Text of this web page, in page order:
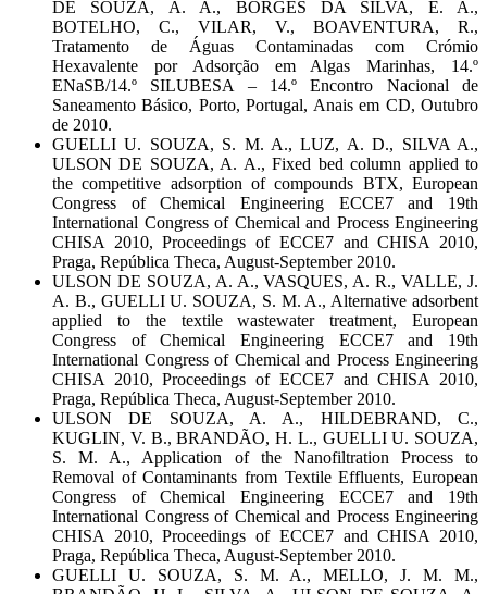
DE SOUZA, A. A., BORGES DA SILVA, E. A.,
BOTELHO, C., VILAR, V., BOAVENTURA, R.,
Tratamento de Águas Contaminadas com Crómio
Hexavalente por Adsorção em Algas Marinhas, 14.º
ENaSB/14.º SILUBESA – 14.º Encontro Nacional de
Saneamento Básico, Porto, Portugal, Anais em CD, Outubro
de 2010.
GUELLI U. SOUZA, S. M. A., LUZ, A. D., SILVA A.,
ULSON DE SOUZA, A. A., Fixed bed column applied to
the competitive adsorption of compounds BTX, European
Congress of Chemical Engineering ECCE7 and 19th
International Congress of Chemical and Process Engineering
CHISA 2010, Proceedings of ECCE7 and CHISA 2010,
Praga, República Theca, August-September 2010.
ULSON DE SOUZA, A. A., VASQUES, A. R., VALLE, J.
A. B., GUELLI U. SOUZA, S. M. A., Alternative adsorbent
applied to the textile wastewater treatment, European
Congress of Chemical Engineering ECCE7 and 19th
International Congress of Chemical and Process Engineering
CHISA 2010, Proceedings of ECCE7 and CHISA 2010,
Praga, República Theca, August-September 2010.
ULSON DE SOUZA, A. A., HILDEBRAND, C.,
KUGLIN, V. B., BRANDÃO, H. L., GUELLI U. SOUZA,
S. M. A., Application of the Nanofiltration Process to
Removal of Contaminants from Textile Effluents, European
Congress of Chemical Engineering ECCE7 and 19th
International Congress of Chemical and Process Engineering
CHISA 2010, Proceedings of ECCE7 and CHISA 2010,
Praga, República Theca, August-September 2010.
GUELLI U. SOUZA, S. M. A., MELLO, J. M. M.,